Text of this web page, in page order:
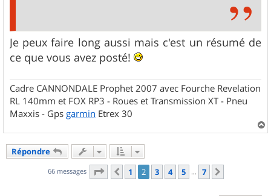
Je peux faire long aussi mais c'est un résumé de
ce que vous avez posté!
Cadre CANNONDALE Prophet 2007 avec Fourche Revelation
RL 140mm et FOX RP3 - Roues et Transmission XT - Pneu
Maxxis - Gps garmin Etrex 30
a
Répondre
66 messages Page 2sur7
Précédent
1 2 3 4 5 … 7